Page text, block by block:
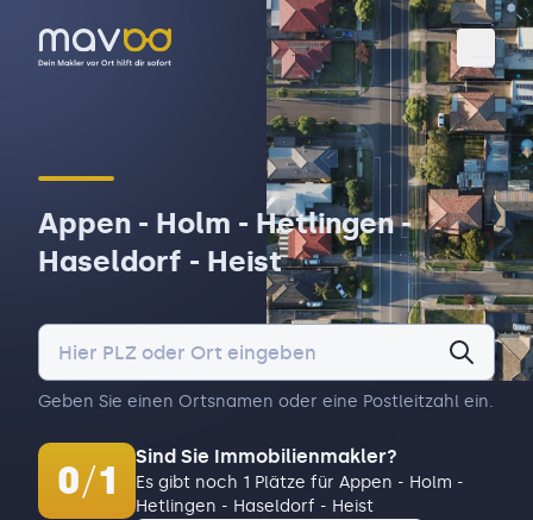
Appen - Holm - Hetlingen -
Haseldorf - Heist
Geben Sie einen Ortsnamen oder eine Postleitzahl ein.
0/1
Sind Sie Immobilienmakler?
Es gibt noch 1 Plätze für Appen - Holm -
Hetlingen - Haseldorf - Heist